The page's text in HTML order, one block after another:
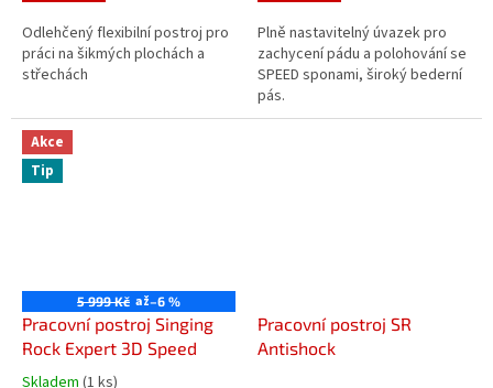
Odlehčený flexibilní postroj pro
práci na šikmých plochách a
střechách
Plně nastavitelný úvazek pro
zachycení pádu a polohování se
SPEED sponami, široký bederní
pás.
Akce
Tip
5 999 Kč až–6 %
Pracovní postroj Singing
Rock Expert 3D Speed
Skladem (1 ks)
Pracovní postroj SR
Antishock